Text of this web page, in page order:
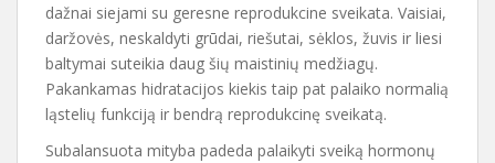
dažnai siejami su geresne reprodukcine sveikata. Vaisiai,
daržovės, neskaldyti grūdai, riešutai, sėklos, žuvis ir liesi
baltymai suteikia daug šių maistinių medžiagų.
Pakankamas hidratacijos kiekis taip pat palaiko normalią
ląstelių funkciją ir bendrą reprodukcinę sveikatą.
Subalansuota mityba padeda palaikyti sveiką hormonų